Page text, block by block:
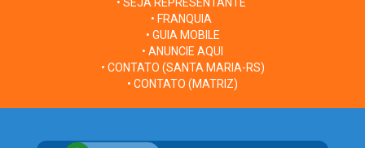
• FRANQUIA
• GUIA MOBILE
• ANUNCIE AQUI
• CONTATO (SANTA MARIA-RS)
• CONTATO (MATRIZ)